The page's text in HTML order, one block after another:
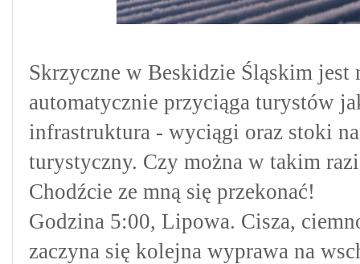
Skrzyczne w Beskidzie Śląskim jest
automatycznie przyciąga turystów
infrastruktura - wyciągi oraz stoki
turystyczny. Czy można w takim
Chodźcie ze mną się przekonać!
Godzina 5:00, Lipowa. Cisza,
zaczyna się kolejna wyprawa na